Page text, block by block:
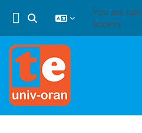
Toggle search input
You are
access